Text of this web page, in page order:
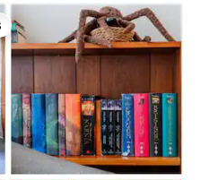
más destacados